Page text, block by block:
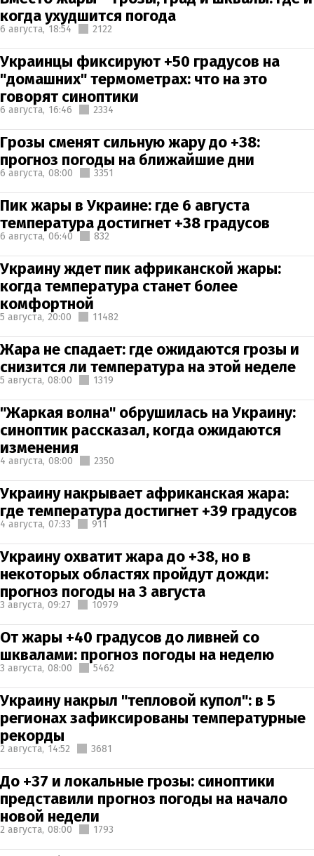
когда ухудшится погода
6 августа, 18:54 2122
Украинцы фиксируют +50 градусов на
"домашних" термометрах: что на это
говорят синоптики
6 августа, 16:46 2334
Грозы сменят сильную жару до +38:
прогноз погоды на ближайшие дни
6 августа, 08:00 3351
Пик жары в Украине: где 6 августа
температура достигнет +38 градусов
6 августа, 06:40 832
Украину ждет пик африканской жары:
когда температура станет более
комфортной
5 августа, 20:00 11482
Жара не спадает: где ожидаются грозы и
снизится ли температура на этой неделе
5 августа, 08:00 1319
"Жаркая волна" обрушилась на Украину:
синоптик рассказал, когда ожидаются
изменения
4 августа, 08:00 2350
Украину накрывает африканская жара:
где температура достигнет +39 градусов
4 августа, 07:33 911
Украину охватит жара до +38, но в
некоторых областях пройдут дожди:
прогноз погоды на 3 августа
3 августа, 09:27 10979
От жары +40 градусов до ливней со
шквалами: прогноз погоды на неделю
3 августа, 08:00 5462
Украину накрыл "тепловой купол": в 5
регионах зафиксированы температурные
рекорды
2 августа, 14:52 3681
До +37 и локальные грозы: синоптики
представили прогноз погоды на начало
новой недели
2 августа, 08:00 1793